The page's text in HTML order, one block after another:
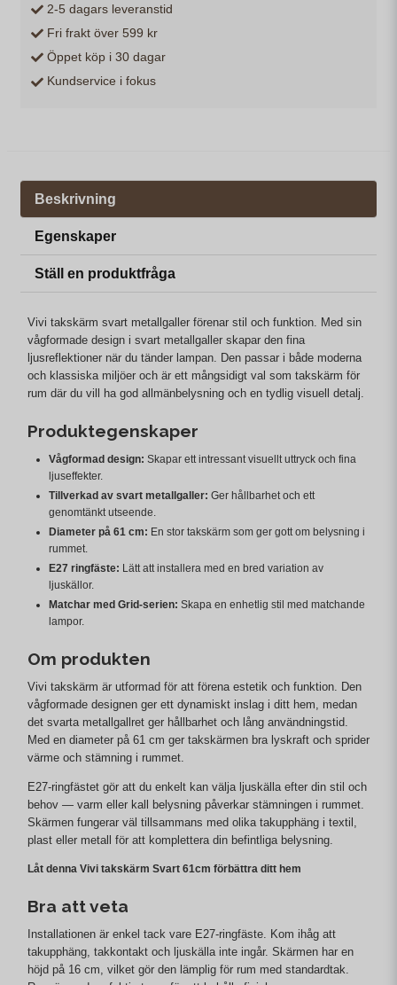
2-5 dagars leveranstid
Fri frakt över 599 kr
Öppet köp i 30 dagar
Kundservice i fokus
Beskrivning
Egenskaper
Ställ en produktfråga
Vivi takskärm svart metallgaller förenar stil och funktion. Med sin
vågformade design i svart metallgaller skapar den fina
ljusreflektioner när du tänder lampan. Den passar i både moderna
och klassiska miljöer och är ett mångsidigt val som takskärm för
rum där du vill ha god allmänbelysning och en tydlig visuell detalj.
Produktegenskaper
Vågformad design: Skapar ett intressant visuellt uttryck och fina
ljuseffekter.
Tillverkad av svart metallgaller: Ger hållbarhet och ett
genomtänkt utseende.
Diameter på 61 cm: En stor takskärm som ger gott om belysning i
rummet.
E27 ringfäste: Lätt att installera med en bred variation av
ljuskällor.
Matchar med Grid-serien: Skapa en enhetlig stil med matchande
lampor.
Om produkten
Vivi takskärm är utformad för att förena estetik och funktion. Den
vågformade designen ger ett dynamiskt inslag i ditt hem, medan
det svarta metallgallret ger hållbarhet och lång användningstid.
Med en diameter på 61 cm ger takskärmen bra lyskraft och sprider
värme och stämning i rummet.
E27-ringfästet gör att du enkelt kan välja ljuskälla efter din stil och
behov — varm eller kall belysning påverkar stämningen i rummet.
Skärmen fungerar väl tillsammans med olika takupphäng i textil,
plast eller metall för att komplettera din befintliga belysning.
Låt denna Vivi takskärm Svart 61cm förbättra ditt hem
Bra att veta
Installationen är enkel tack vare E27-ringfäste. Kom ihåg att
takupphäng, takkontakt och ljuskälla inte ingår. Skärmen har en
höjd på 16 cm, vilket gör den lämplig för rum med standardtak.